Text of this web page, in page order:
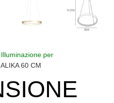
Illuminazione per
60 CM